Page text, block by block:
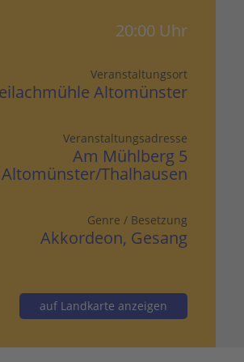
20:00 Uhr
Veranstaltungsort
Altomünster
Veranstaltungsadresse
Am Mühlberg 5
Altomünster/Thalhausen
Genre / Besetzung
Akkordeon, Gesang
auf Landkarte anzeigen